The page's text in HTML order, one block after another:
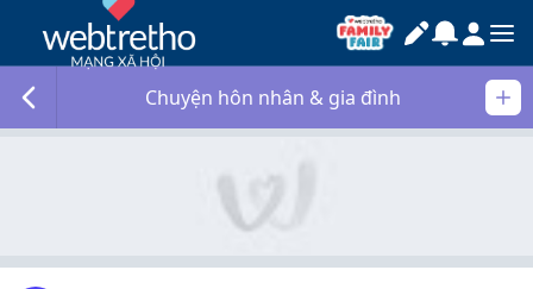
Chuyện hôn nhân & gia đình